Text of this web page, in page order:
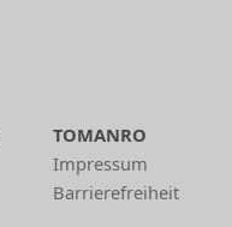
TOMANRO
Impressum
Barrierefreiheit